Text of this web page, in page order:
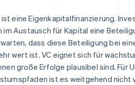
eine Eigenkapitalfinanzierung.
Austausch für Kapital eine
dass diese Beteiligung bei
wert ist. VC eignet sich für
große Erfolge plausibel sind. Für
ist es weitgehend nicht